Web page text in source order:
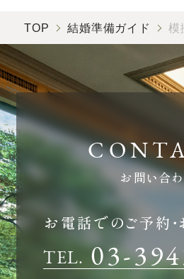
TOP 結婚準備ガイド 模
お問い合
お電話でのご予約
TEL. 03-